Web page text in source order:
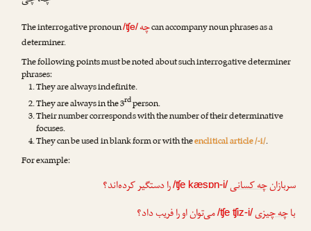
The interrogative pronoun/ʧe/چهcan accompany noun phrases as a
determiner.
The following points must be noted about such interrogative determiner
phrases:
They are always indefinite.
They are always in the 3rdperson.
Their number corresponds with the number of their determinative
focuses.
They can be used in blank form or with theenclitical article /-i/.
For example:
سربازانچه کسانی/ʧe kæsɒn-i/را دستگیر کرده‌اند؟
باچه چیزی/ʧe ʧiz-i/می‌توان او را فریب داد؟